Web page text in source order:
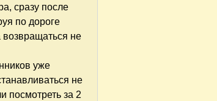
сразу после
по дороге
возвращаться не
уже
не
посмотреть за 2